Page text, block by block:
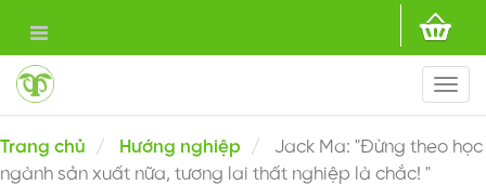
Trang chủ Hướng nghiệp
Jack Ma: "Đừng theo học
ngành sản xuất nữa, tương lai thất nghiệp là chắc! "